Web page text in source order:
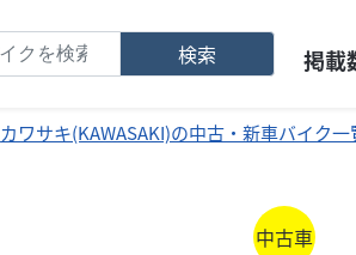
検索 掲載
カワサキ(KAWASAKI)の中古・新車バイク一
中古車